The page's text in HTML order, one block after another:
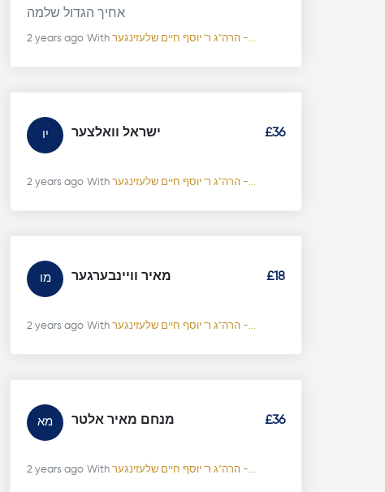
אחיך הגדול שלמה
2 years ago With הרה"ג ר' יוסף חיים שלעזינגער -...
יו ישראל וואלצער £36
2 years ago With הרה"ג ר' יוסף חיים שלעזינגער -...
מו מאיר וויינבערגער £18
2 years ago With הרה"ג ר' יוסף חיים שלעזינגער -...
מא מנחם מאיר אלטר £36
2 years ago With הרה"ג ר' יוסף חיים שלעזינגער -...